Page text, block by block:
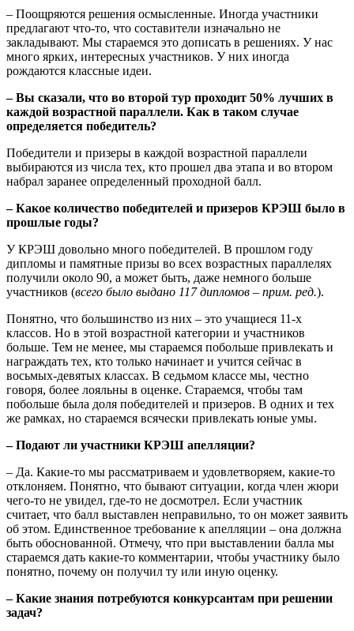
– Поощряются решения осмысленные. Иногда участники
предлагают что-то, что составители изначально не
закладывают. Мы стараемся это дописать в решениях. У нас
много ярких, интересных участников. У них иногда
рождаются классные идеи.
– Вы сказали, что во второй тур проходит 50% лучших в
каждой возрастной параллели. Как в таком случае
определяется победитель?
Победители и призеры в каждой возрастной параллели
выбираются из числа тех, кто прошел два этапа и во втором
набрал заранее определенный проходной балл.
– Какое количество победителей и призеров КРЭШ было в
прошлые годы?
У КРЭШ довольно много победителей. В прошлом году
дипломы и памятные призы во всех возрастных параллелях
получили около 90, а может быть, даже немного больше
участников (всего было выдано 117 дипломов – прим. ред.).
Понятно, что большинство из них – это учащиеся 11-х
классов. Но в этой возрастной категории и участников
больше. Тем не менее, мы стараемся побольше привлекать и
награждать тех, кто только начинает и учится сейчас в
восьмых-девятых классах. В седьмом классе мы, честно
говоря, более лояльны в оценке. Стараемся, чтобы там
побольше была доля победителей и призеров. В одних и тех
же рамках, но стараемся всячески привлекать юные умы.
– Подают ли участники КРЭШ апелляции?
– Да. Какие-то мы рассматриваем и удовлетворяем, какие-то
отклоняем. Понятно, что бывают ситуации, когда член жюри
чего-то не увидел, где-то не досмотрел. Если участник
считает, что балл выставлен неправильно, то он может заявить
об этом. Единственное требование к апелляции – она должна
быть обоснованной. Отмечу, что при выставлении балла мы
стараемся дать какие-то комментарии, чтобы участнику было
понятно, почему он получил ту или иную оценку.
– Какие знания потребуются конкурсантам при решении
задач?